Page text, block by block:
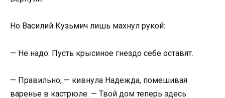
Но Василий Кузьмич лишь махнул рукой:
— Не надо. Пусть крысиное гнездо себе оставят.
— Правильно, — кивнула Надежда, помешивая
варенье в кастрюле. — Твой дом теперь здесь.